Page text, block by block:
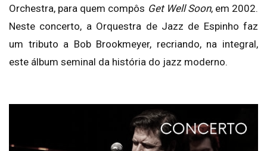
Orchestra, para quem compôs Get Well Soon, em 2002.
Neste concerto, a Orquestra de Jazz de Espinho faz
um tributo a Bob Brookmeyer, recriando, na integral,
este álbum seminal da história do jazz moderno.